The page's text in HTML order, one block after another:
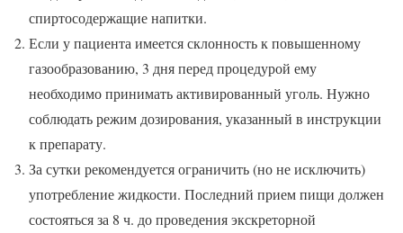
спиртосодержащие напитки.
Если у пациента имеется склонность к повышенному
газообразованию, 3 дня перед процедурой ему
необходимо принимать активированный уголь. Нужно
соблюдать режим дозирования, указанный в инструкции
к препарату.
За сутки рекомендуется ограничить (но не исключить)
употребление жидкости. Последний прием пищи должен
состояться за 8 ч. до проведения экскреторной